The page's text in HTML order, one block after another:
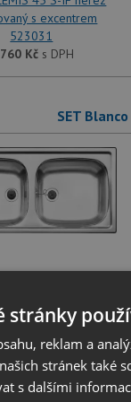
s excentrem
523031
Kčs DPH
SET
lesk 500372
Kč s DPH
stránky
reklam a
stránek také
s dalšími